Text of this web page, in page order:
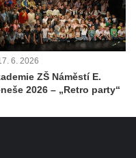
6. 2026
ZŠ Náměstí E.
2026 – „Retro party“